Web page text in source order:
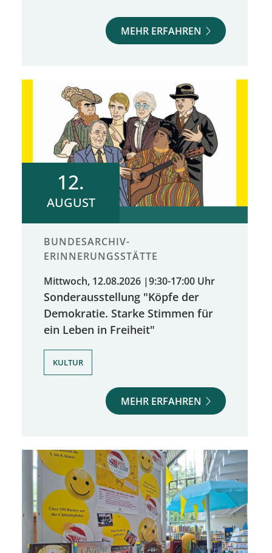
MEHR ERFAHREN
12.
AUGUST
BUNDESARCHIV-
ERINNERUNGSSTÄTTE
Mittwoch, 12.08.2026 |9:30-17:00 Uhr
Sonderausstellung "Köpfe der
Demokratie. Starke Stimmen für
ein Leben in Freiheit"
KULTUR
MEHR ERFAHREN